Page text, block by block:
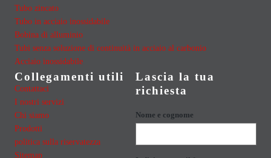
Tubo zincato
Tubo in acciaio inossidabile
Bobina di alluminio
Tubi senza soluzione di continuità in acciaio al carbonio
Acciaio inossidabile
Collegamenti utili
Contattaci
I nostri servizi
Chi siamo
Prodotti
politica sulla riservatezza
Sitemap
Lascia la tua
richiesta
Nome e cognome